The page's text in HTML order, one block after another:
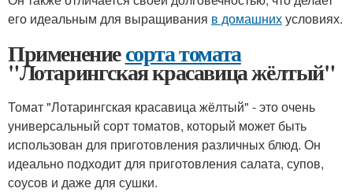
его идеальным для выращивания в домашнихусловиях.
Применениесорта томата
"Лотарингская красавица жёлтый"
Томат "Лотарингская красавица жёлтый" - это очень
универсальный сорт томатов, который может быть
использован для приготовления различных блюд. Он
идеально подходит для приготовления салата, супов,
соусов и даже для сушки.